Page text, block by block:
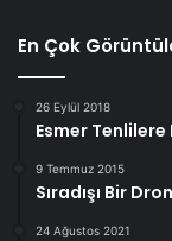
En Çok
26 Eylül 2018
Esmer Tenlilere
9 Temmuz 2015
Sıradışı Bir
24 Ağustos 2021